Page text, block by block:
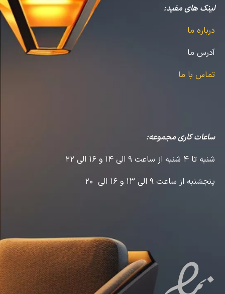
لینک های مفید:
درباره ما
آدرس ما
تماس با ما
ساعات کاری مجموعه:
شنبه تا 4 شنبه از ساعت 9 الی 14 و 16 الی 22
پنجشنبه از ساعت 9 الی 13 و 16 الی 20